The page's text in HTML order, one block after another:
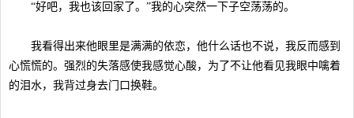
“好吧，我也该回家了。”我的心突然一下子空荡荡的。
我看得出来他眼里是满满的依恋，他什么话也不说，我反而感到
心慌慌的。强烈的失落感使我感觉心酸，为了不让他看见我眼中噙着
的泪水，我背过身去门口换鞋。